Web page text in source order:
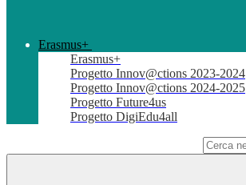
Erasmus+
Erasmus+
Progetto Innov@ctions 2023-2024
Progetto Innov@ctions 2024-2025
Progetto Future4us
Progetto DigiEdu4all